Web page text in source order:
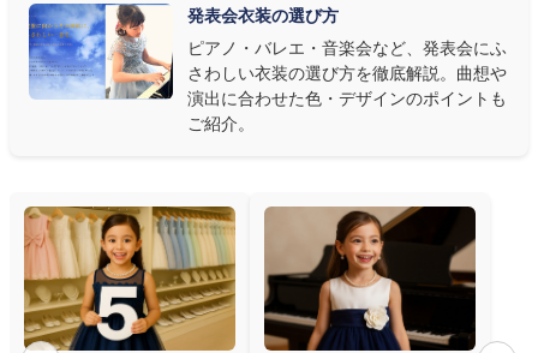
質は衣装で変わります。Angel's Closetのレンタル衣装は、元ピ
アノ教師の店長が発表会・コンクールでのご使用を前提に厳選し
た商品
を多数ご用意しています。
発表会衣装の選び方
ピアノ・バレエ・音楽会など、発表会にふ
さわしい衣装の選び方を徹底解説。曲想や
演出に合わせた色・デザインのポイントも
ご紹介。